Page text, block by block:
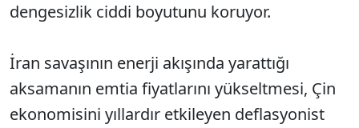
dengesizlik ciddi boyutunu koruyor.
İran savaşının enerji akışında yarattığı
aksamanın emtia fiyatlarını yükseltmesi, Çin
ekonomisini yıllardır etkileyen deflasyonist